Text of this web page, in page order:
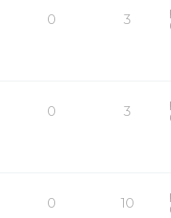
0 3
0 3
0 10